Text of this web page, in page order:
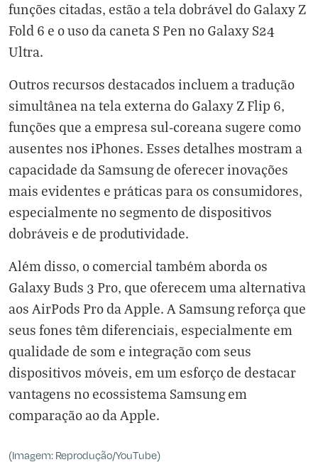
funções citadas, estão a tela dobrável do Galaxy Z
Fold 6 e o uso da caneta S Pen no Galaxy S24
Ultra.
Outros recursos destacados incluem a tradução
simultânea na tela externa do Galaxy Z Flip 6,
funções que a empresa sul-coreana sugere como
ausentes nos iPhones. Esses detalhes mostram a
capacidade da Samsung de oferecer inovações
mais evidentes e práticas para os consumidores,
especialmente no segmento de dispositivos
dobráveis e de produtividade.
Além disso, o comercial também aborda os
Galaxy Buds 3 Pro, que oferecem uma alternativa
aos AirPods Pro da Apple. A Samsung reforça que
seus fones têm diferenciais, especialmente em
qualidade de som e integração com seus
dispositivos móveis, em um esforço de destacar
vantagens no ecossistema Samsung em
comparação ao da Apple.
(Imagem: Reprodução/YouTube)